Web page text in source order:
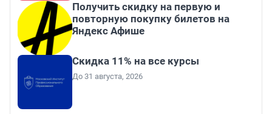
Получить скидку на первую и
повторную покупку билетов на
Яндекс Афише
Скидка 11% на все курсы
До 31 августа, 2026